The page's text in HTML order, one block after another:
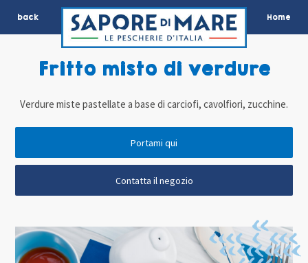
back Home
Fritto misto di verdure
Verdure miste pastellate a base di carciofi, cavolfiori, zucchine.
Portami qui
Contatta il negozio